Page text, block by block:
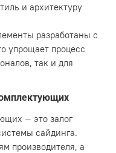
и архитектуру
разработаны с
упрощает процесс
так и для
— это залог
сайдинга.
производителя, а